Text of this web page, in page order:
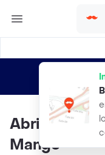
envíos
Abrigo
Mango